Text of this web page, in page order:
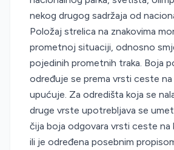
nekog drugog sadržaja od
Položaj strelica na znakovima
prometnoj situaciji, odnosno
pojedinih prometnih traka. Boja
određuje se prema vrsti ceste na
upućuje. Za odredišta koja se
druge vrste upotrebljava se
čija boja odgovara vrsti ceste na
ili je određena posebnim